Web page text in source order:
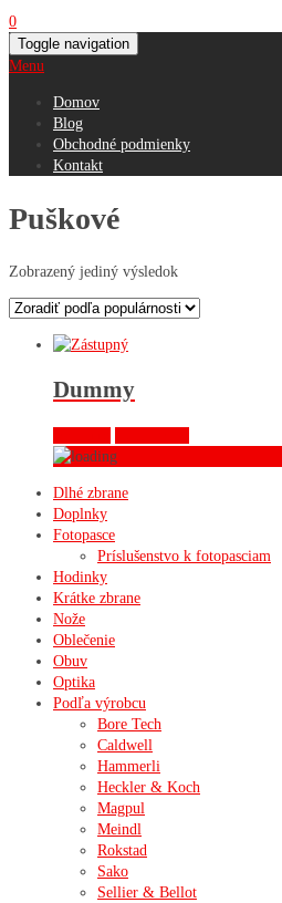
0
Toggle navigation
Menu
Domov
Blog
Obchodné podmienky
Kontakt
Puškové
Zobrazený jediný výsledok
Dummy
Dlhé zbrane
Doplnky
Fotopasce
Príslušenstvo k fotopasciam
Hodinky
Krátke zbrane
Nože
Oblečenie
Obuv
Optika
Podľa výrobcu
Bore Tech
Caldwell
Hammerli
Heckler & Koch
Magpul
Meindl
Rokstad
Sako
Sellier & Bellot